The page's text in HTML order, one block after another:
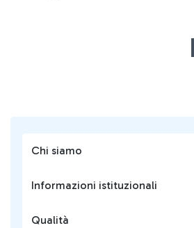
Chi siamo
Informazioni istituzionali
Qualità